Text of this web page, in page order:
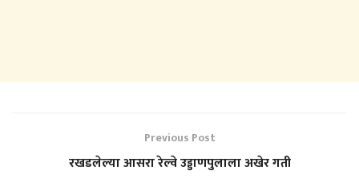
Previous Post
रखडलेल्या आसरा रेल्वे उड्डाणपुलाला अखेर गती